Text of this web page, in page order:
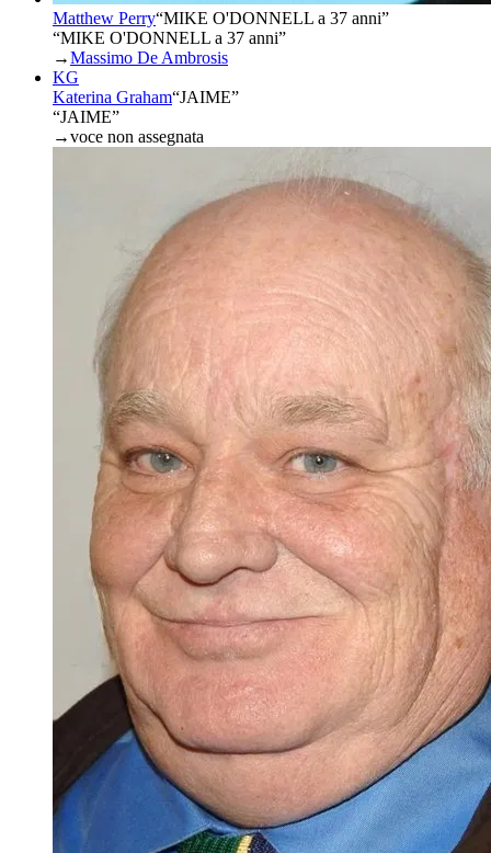
Matthew Perry“MIKE O'DONNELL a 37 anni”
“MIKE O'DONNELL a 37 anni”
→Massimo De Ambrosis
KG
Katerina Graham“JAIME”
“JAIME”
→voce non assegnata